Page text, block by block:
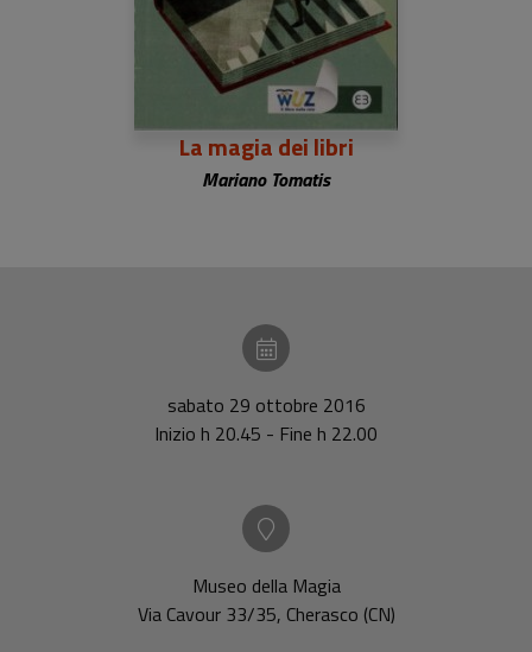
La magia dei libri
Mariano Tomatis
sabato 29 ottobre 2016
Inizio h 20.45 - Fine h 22.00
Museo della Magia
Via Cavour 33/35, Cherasco (CN)